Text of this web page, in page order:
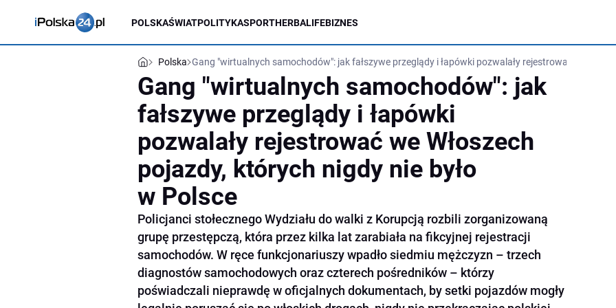
POLSKAŚWIATPOLITYKASPORTHERBALIFEBIZNES
Polska Gang "wirtualnych samochodów": jak fałszywe przeglądy i łapówki pozwalały rejestrować we
Gang "wirtualnych samochodów": jak
fałszywe przeglądy i łapówki
pozwalały rejestrować we Włoszech
pojazdy, których nigdy nie było
w Polsce
Policjanci stołecznego Wydziału do walki z Korupcją rozbili zorganizowaną
grupę przestępczą, która przez kilka lat zarabiała na fikcyjnej rejestracji
samochodów. W ręce funkcjonariuszy wpadło siedmiu mężczyzn – trzech
diagnostów samochodowych oraz czterech pośredników – którzy
poświadczali nieprawdę w oficjalnych dokumentach, by setki pojazdów mogły